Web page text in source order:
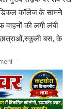
कॉलेज के सामने
की लगी लंबी
बस, के
-